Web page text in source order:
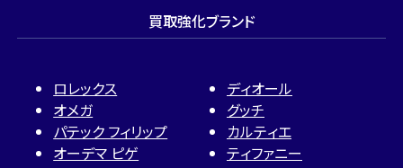
買取強化ブランド
ロレックス
オメガ
パテック フィリップ
オーデマ ピゲ
ディオール
グッチ
カルティエ
ティファニー